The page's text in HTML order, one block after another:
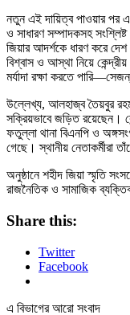
নতুন এই দায়িত্ব পাওয়ার পর
ও সাধারণ সম্পাদকসহ
জিয়ার আদর্শকে ধারণ করে
বিশ্বাস ও আস্থা নিয়ে
মর্যাদা রক্ষা করতে
উল্লেখ্য, আলহাজ্ব তৈয়বুর
সক্রিয়ভাবে জড়িত রয়েছেন।
ফতুল্লা থানা বিএনপি ও
গেছে। স্থানীয় নেতাকর্মীরা
অনুষ্ঠানে শহীদ জিয়া স্মৃতি
রাজনৈতিক ও সামাজিক
Share this:
Twitter
Facebook
এ বিভাগের আরো সংবাদ